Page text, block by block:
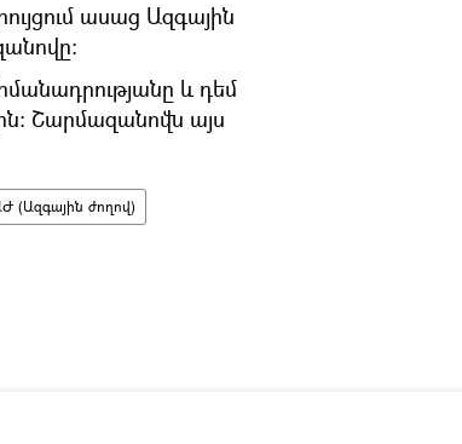
ասաց Ազգային
և դեմ
Շարմազանովն այս
(Ազգային ժողով)